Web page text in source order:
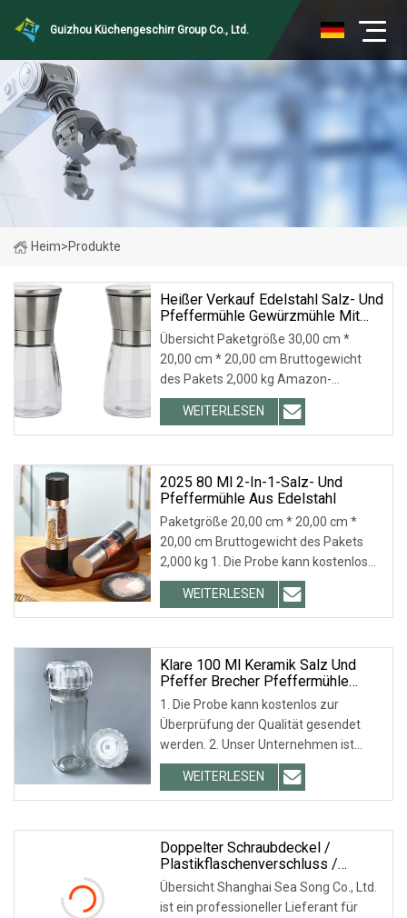
Guizhou Küchengeschirr Group Co., Ltd.
Heim>Produkte
Heißer Verkauf Edelstahl Salz- Und
Pfeffermühle Gewürzmühle Mit
Glaskörper
Übersicht Paketgröße 30,00 cm *
20,00 cm * 20,00 cm Bruttogewicht
des Pakets 2,000 kg Amazon-
Verkaufsschlager Manuelle
Gewürzmühle Pfeffermühle Salz-
Pfeffermühlen Pfeffermühle aus Glas
WEITERLESEN
2025 80 Ml 2-In-1-Salz- Und
Pfeffermühle Aus Edelstahl
Paketgröße 20,00 cm * 20,00 cm *
20,00 cm Bruttogewicht des Pakets
2,000 kg 1. Die Probe kann kostenlos
gesendet werden, um die Qualität zu
überprüfen. 2. Unser Unternehmen
wurde bereits mit ISO9001
Hauptlieferant
WEITERLESEN
Klare 100 Ml Keramik Salz Und
Pfeffer Brecher Pfeffermühle
Grinder Flasche
1. Die Probe kann kostenlos zur
Überprüfung der Qualität gesendet
werden. 2. Unser Unternehmen ist
bereits nach ISO9001 zertifiziert und
wir sind der Hauptlieferant von Coca-
Cola, LIBBEY, ARC, TARGET usw. 3.
WEITERLESEN
Doppelter Schraubdeckel /
Plastikflaschenverschluss /
Flaschenverschluss (SS4302)
Übersicht Shanghai Sea Song Co., Ltd.
ist ein professioneller Lieferant für